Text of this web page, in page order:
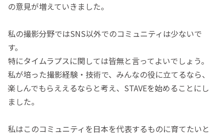
の意見が増えていきました。
私の撮影分野ではSNS以外でのコミュニティは少ないで
す。
特にタイムラプスに関しては皆無と言ってよいでしょう。
私が培った撮影経験・技術で、みんなの役に立てるなら、
楽しんでもらええるならと考え、STAVEを始めることにし
ました。
私はこのコミュニティを日本を代表するものに育てたいと